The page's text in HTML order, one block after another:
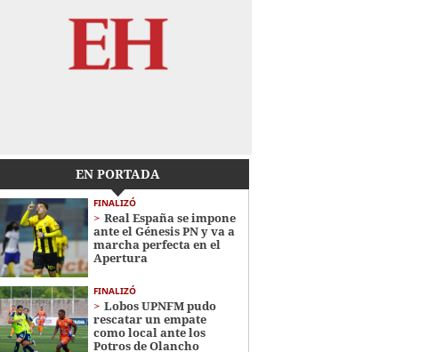
EN PORTADA
FINALIZÓ
Real España se impone
ante el Génesis PN y va a
marcha perfecta en el
Apertura
FINALIZÓ
Lobos UPNFM pudo
rescatar un empate
como local ante los
Potros de Olancho